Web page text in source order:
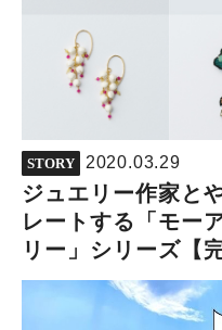
STORY 2020.03.29
ジュエリー作家と
レートする「モー
リー」シリーズ【